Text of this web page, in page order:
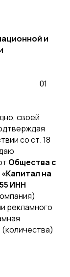
и
своей
со ст. 18
Общества с
на
ИНН
рекламного